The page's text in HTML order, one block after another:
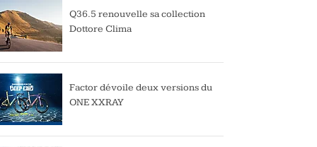
Q36.5 renouvelle sa collection
Dottore Clima
Factor dévoile deux versions du
ONE XXRAY